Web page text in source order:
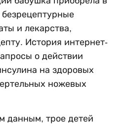
безрецептурные
и лекарства,
История интернет-
о действии
на здоровых
ножевых
данным, трое детей